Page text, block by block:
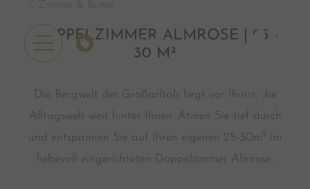
Zimmer & Suiten
DOPPELZIMMER ALMROSE | 25 -
30 M²
Die Bergwelt des Großarltals liegt vor Ihnen, die
Alltagswelt weit hinter Ihnen. Atmen Sie tief durch
und entspannen Sie auf Ihren eigenen 25-30m2
im
liebevoll eingerichteten Doppelzimmer Almrose.